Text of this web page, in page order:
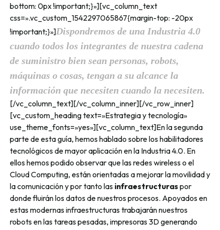
bottom: 0px !important;}»][vc_column_text
css=».vc_custom_1542297065867{margin-top: -20px
!important;}»]Dispondremos de una Industria 4.0
cuando todos los integrantes de nuestra cadena
de suministro bien sean personas, robots,
máquinas o cosas, tengan a su alcance la
información que necesiten cuando la necesiten.
[/vc_column_text][/vc_column_inner][/vc_row_inner]
[vc_custom_heading text=»Estrategia y tecnología»
use_theme_fonts=»yes»][vc_column_text]En la segunda
parte de esta guía, hemos hablado sobre los habilitadores
tecnológicos de mayor aplicación en la Industria 4.0. En
ellos hemos podido observar que las redes wireless o el
Cloud Computing, están orientadas a mejorar la movilidad y
la comunicación y por tanto las infraestructuras por
donde fluirán los datos de nuestros procesos. Apoyados en
estas modernas infraestructuras trabajarán nuestros
robots en las tareas pesadas, impresoras 3D generando